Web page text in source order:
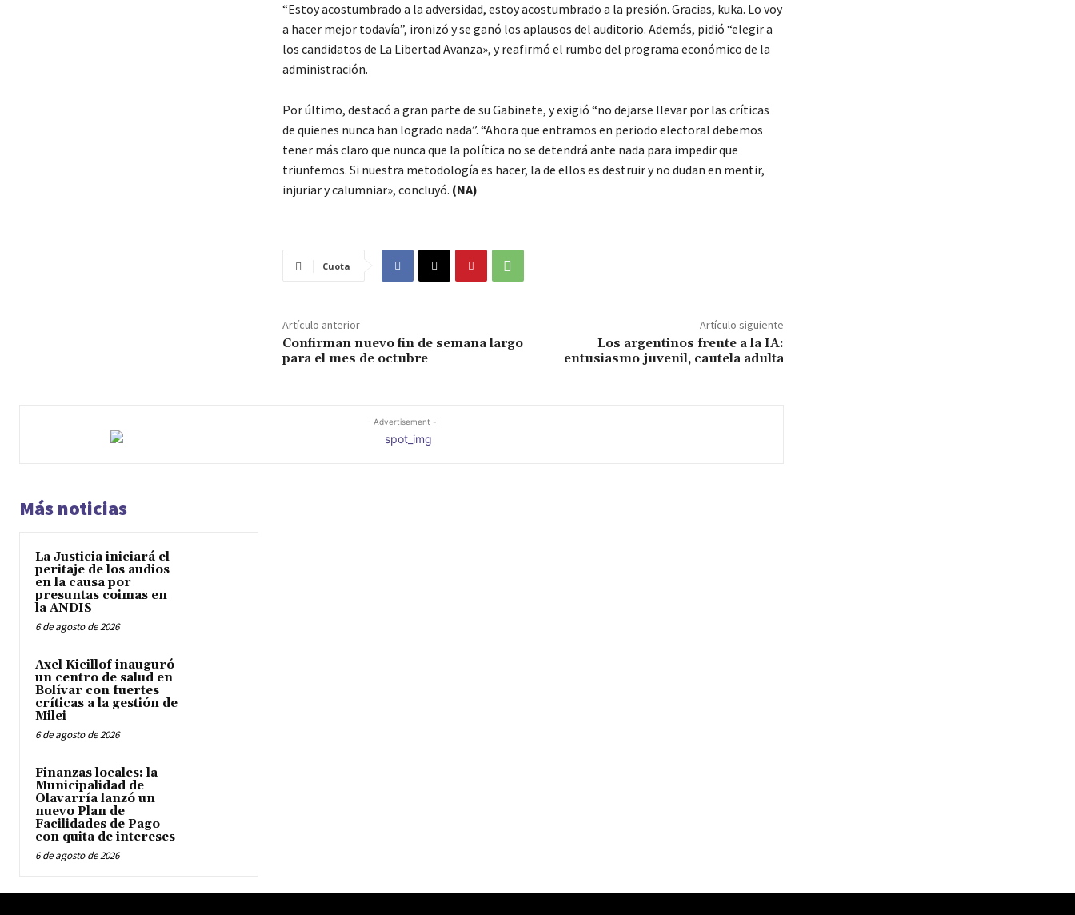
“Estoy acostumbrado a la adversidad, estoy acostumbrado a la presión. Gracias, kuka. Lo voy
a hacer mejor todavía”, ironizó y se ganó los aplausos del auditorio. Además, pidió “elegir a
los candidatos de La Libertad Avanza», y reafirmó el rumbo del programa económico de la
administración.
Por último, destacó a gran parte de su Gabinete, y exigió “no dejarse llevar por las críticas
de quienes nunca han logrado nada”. “Ahora que entramos en periodo electoral debemos
tener más claro que nunca que la política no se detendrá ante nada para impedir que
triunfemos. Si nuestra metodología es hacer, la de ellos es destruir y no dudan en mentir,
injuriar y calumniar», concluyó. (NA)
Cuota
Artículo anterior
Confirman nuevo fin de semana largo
para el mes de octubre
Artículo siguiente
Los argentinos frente a la IA:
entusiasmo juvenil, cautela adulta
- Advertisement -
Más noticias
La Justicia iniciará el
peritaje de los audios
en la causa por
presuntas coimas en
la ANDIS
6 de agosto de 2026
Axel Kicillof inauguró
un centro de salud en
Bolívar con fuertes
críticas a la gestión de
Milei
6 de agosto de 2026
Finanzas locales: la
Municipalidad de
Olavarría lanzó un
nuevo Plan de
Facilidades de Pago
con quita de intereses
6 de agosto de 2026